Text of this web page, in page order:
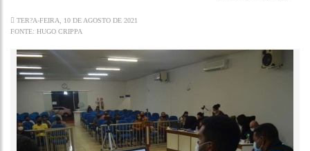
TER?A-FEIRA, 10 DE AGOSTO DE 2021
FONTE: HUGO CRIPPA